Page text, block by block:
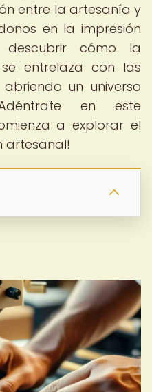
entre la artesanía y
en la impresión
cómo la
entrelaza con las
un universo
en este
a explorar el
artesanal!